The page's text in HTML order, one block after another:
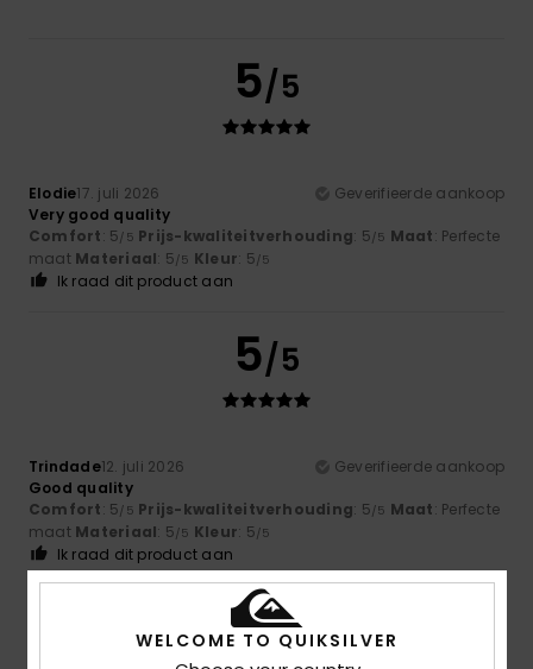
5/5
Elodie17. juli 2026
Geverifieerde aankoop
Very good quality
Comfort: 5/5 Prijs-kwaliteitverhouding: 5/5 Maat: Perfecte
maat Materiaal: 5/5 Kleur: 5/5
Ik raad dit product aan
5/5
Trindade12. juli 2026
Geverifieerde aankoop
Good quality
Comfort: 5/5 Prijs-kwaliteitverhouding: 5/5 Maat: Perfecte
maat Materiaal: 5/5 Kleur: 5/5
Ik raad dit product aan
5/5
WELCOME TO QUIKSILVER